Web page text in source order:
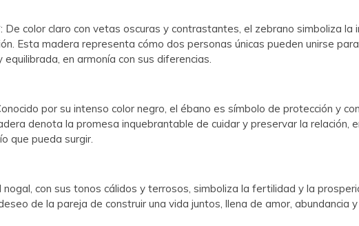
: De color claro con vetas oscuras y contrastantes, el zebrano simboliza la
Esta madera representa cómo dos personas únicas pueden unirse
equilibrada, en armonía con sus diferencias.
por su intenso color negro, el ébano es símbolo de protección y
denota la promesa inquebrantable de cuidar y preservar la relación,
que pueda surgir.
nogal, con sus tonos cálidos y terrosos, simboliza la fertilidad y la
de la pareja de construir una vida juntos, llena de amor, abundancia